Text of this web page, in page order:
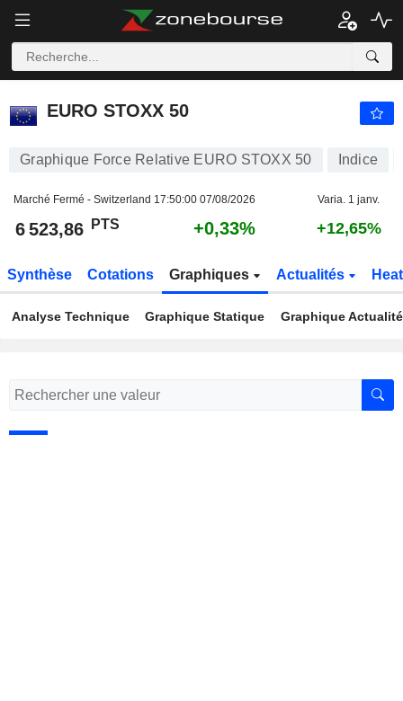
EURO STOXX 50
EURO STOXX 50
Graphique Force Relative EURO STOXX 50 Indice
Marché Fermé - Switzerland 17:50:00 07/08/2026 Varia. 1 janv.
6 523,86 PTS +0,33% +12,65%
Synthèse Cotations Graphiques Actualités
Analyse Technique Graphique Statique Graphique